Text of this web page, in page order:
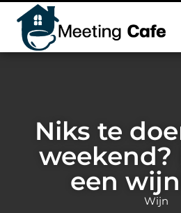
Niks te
weekend?
een
Wijn